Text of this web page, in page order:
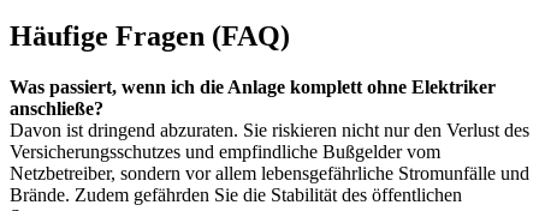
Häufige Fragen (FAQ)
Was passiert, wenn ich die Anlage komplett ohne Elektriker
anschließe?
Davon ist dringend abzuraten. Sie riskieren nicht nur den Verlust des
Versicherungsschutzes und empfindliche Bußgelder vom
Netzbetreiber, sondern vor allem lebensgefährliche Stromunfälle und
Brände. Zudem gefährden Sie die Stabilität des öffentlichen